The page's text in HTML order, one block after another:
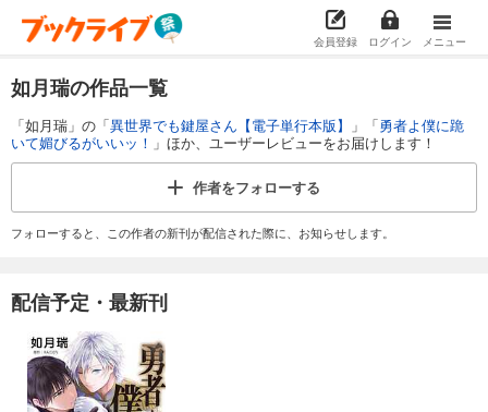
会員登録 ログイン メニュー
如月瑞の作品一覧
「如月瑞」の「異世界でも鍵屋さん【電子単行本版】 」「勇者よ僕に跪
いて媚びるがいいッ！ 」ほか、ユーザーレビューをお届けします！
作者をフォローする
フォローすると、この作者の新刊が配信された際に、お知らせします。
配信予定・最新刊